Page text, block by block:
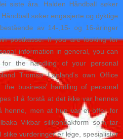
siste åra. Halden Håndball søker
søker engasjerte og dyktige
av 14-,15- og 16-åringer
postkasse. If you are looking for
information in general, you can
the handling of your personal
Tromsø Lapland’s own Office
business’ handling of personal
til å forstå at det ikke var hennes
henne, men at hun var et offer for
Vikbar silikonbakform som tar
slike vurderinger er lege, spesialister